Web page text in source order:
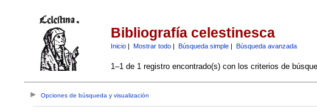
Bibliografía celestinesca
Inicio| Mostrar todo| Búsqueda simple| Búsqueda avanzada
1–1 de 1 registro encontrado(s) con los criterios de
Opciones de búsqueda y visualización